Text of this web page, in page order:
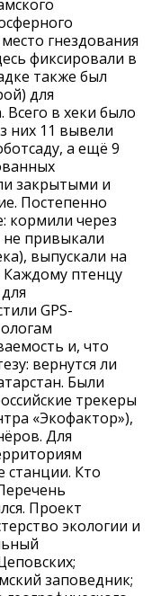
гнездования
фиксировали в
также был
для
в хеки было
них 11 вывели
а ещё 9
закрытыми и
Постепенно
кормили через
привыкали
выпускали на
Каждому птенцу
GPS-
и, что
вернутся ли
Были
трекеры
«Экофактор»),
Для
станции. Кто
Проект
экологии и
заповедник;